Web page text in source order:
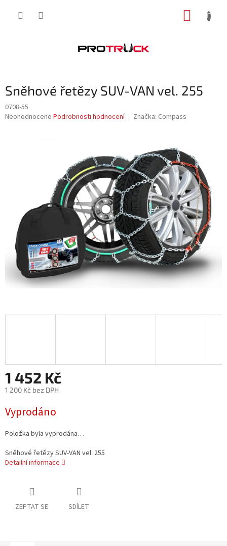
Sněhové řetězy SUV-VAN vel. 255
0708-55
Průměrné
Neohodnoceno Podrobnosti hodnocení Značka: Compass
1 452 Kč
1 200 Kč bez DPH
cena:
Vyprodáno
Položka byla vyprodána…
Sněhové řetězy SUV-VAN vel. 255
Detailní informace
ZEPTAT SE SDÍLET